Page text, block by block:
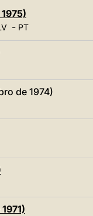
- PT
de 1974)